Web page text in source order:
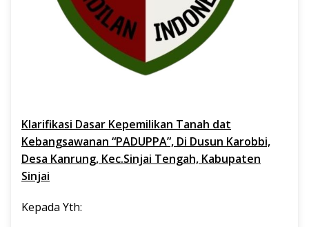
Klarifikasi Dasar Kepemilikan Tanah dat
Kebangsawanan “PADUPPA”, Di Dusun Karobbi,
Desa Kanrung, Kec.Sinjai Tengah, Kabupaten
Sinjai
Kepada Yth: